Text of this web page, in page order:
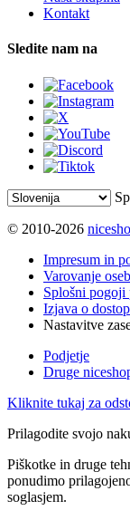
Kontakt
Sledite nam na
© 2010-2026
Impresum in
Varovanje
Splošni pogoji
Izjava o
Nastavitve
Podjetje
Druge
Kliknite tukaj za
Prilagodite svojo
Piškotke in druge
ponudimo
soglasjem.